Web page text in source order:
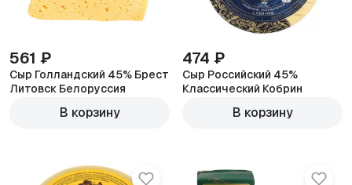
561 ₽
Сыр Голландский 45% Брест
Литовск Белоруссия
В корзину
474 ₽
Сыр Российский 45%
Классический Кобрин
В корзину